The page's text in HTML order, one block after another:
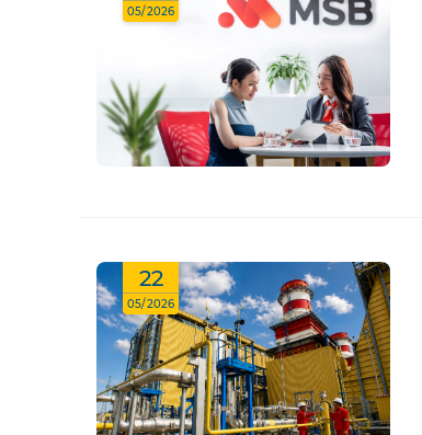
05/2026
22
05/2026